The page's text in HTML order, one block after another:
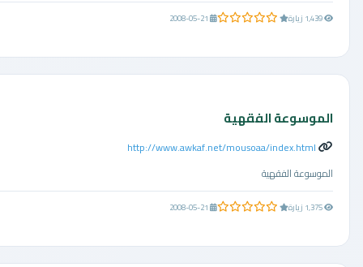
0.0 من 5 نجوم 2008-05-21
الموسوعة الفقهية
http://www.awkaf.net/mousoaa/index.html
الموسوعة الفقهية
0.0 من 5 نجوم 2008-05-21